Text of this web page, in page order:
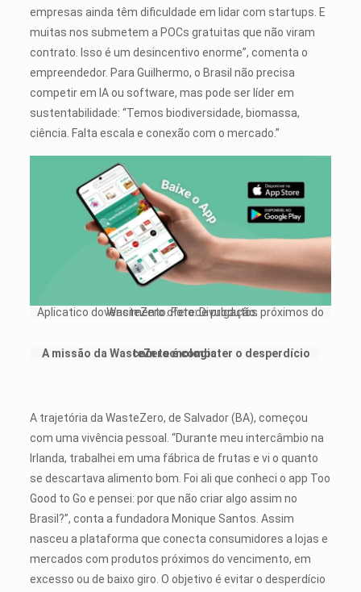
empresas ainda têm dificuldade em lidar com startups. E
muitas nos submetem a POCs gratuitas que não viram
contrato. Isso é um desincentivo enorme”, comenta o
empreendedor. Para Guilhermo, o Brasil não precisa
competir em IA ou software, mas pode ser líder em
sustentabilidade: “Temos biodiversidade, biomassa,
ciência. Falta escala e conexão com o mercado.”
Aplicatico do WasteZero oferece produtos próximos do vencimento. Foto: Divulgação.
A missão da WasteZero é combater o desperdício com tecnologia
A trajetória da WasteZero, de Salvador (BA), começou
com uma vivência pessoal. “Durante meu intercâmbio na
Irlanda, trabalhei em uma fábrica de frutas e vi o quanto
se descartava alimento bom. Foi ali que conheci o app Too
Good to Go e pensei: por que não criar algo assim no
Brasil?”, conta a fundadora Monique Santos. Assim
nasceu a plataforma que conecta consumidores a lojas e
mercados com produtos próximos do vencimento, em
excesso ou de baixo giro. O objetivo é evitar o desperdício